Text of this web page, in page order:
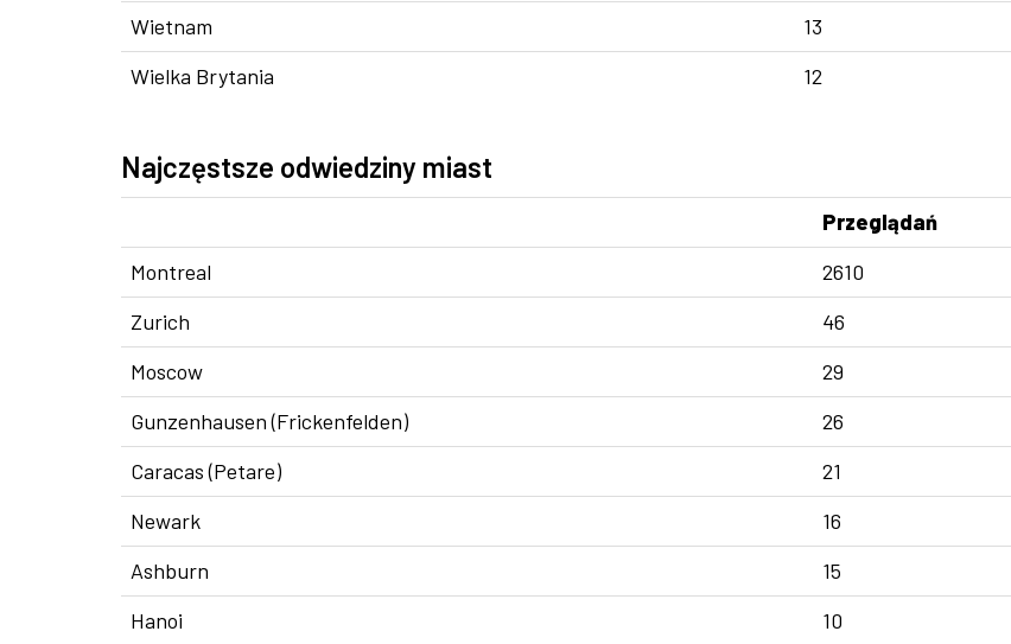
Wietnam
13
Wielka Brytania
12
Najczęstsze odwiedziny miast
Przeglądań
Montreal
2610
Zurich
46
Moscow
29
Gunzenhausen (Frickenfelden)
26
Caracas (Petare)
21
Newark
16
Ashburn
15
Hanoi
10